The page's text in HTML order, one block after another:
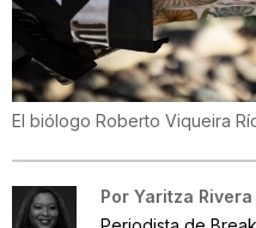
El biólogo Roberto Viqueira
Por Yaritza